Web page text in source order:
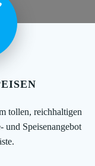
tollen, reichhaltigen
und Speisenangebot